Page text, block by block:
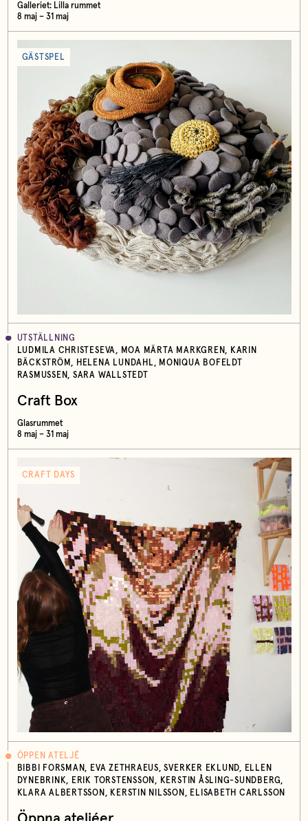
Galleriet: Lilla rummet
8 maj – 31 maj
GÄSTSPEL
UTSTÄLLNING
LUDMILA CHRISTESEVA, MOA MÄRTA MARKGREN, KARIN
BÄCKSTRÖM, HELENA LUNDAHL, MONIQUA BOFELDT
RASMUSSEN, SARA WALLSTEDT
Craft Box
Glasrummet
8 maj – 31 maj
CRAFT DAYS
ÖPPEN ATELJÉ
BIBBI FORSMAN, EVA ZETHRAEUS, SVERKER EKLUND, ELLEN
DYNEBRINK, ERIK TORSTENSSON, KERSTIN ÅSLING-SUNDBERG,
KLARA ALBERTSSON, KERSTIN NILSSON, ELISABETH CARLSSON